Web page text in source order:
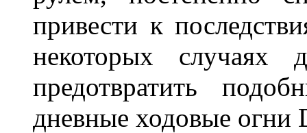
привести к
некоторых случаях
предотвратить
дневные ходовые огни